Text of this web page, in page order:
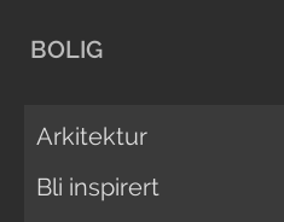
BOLIG
Arkitektur
Bli inspirert